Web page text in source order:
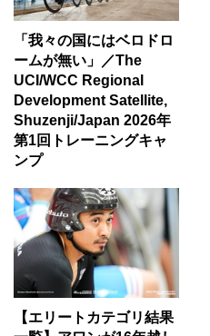
「我々の国にはベロドロ
ームが無い」／The
UCI/WCC Regional
Development Satellite,
Shuzenji/Japan 2026年
第1回トレーニングキャ
ンプ
【エリートカテゴリ結果